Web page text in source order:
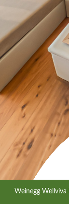
Weinegg Wellviva